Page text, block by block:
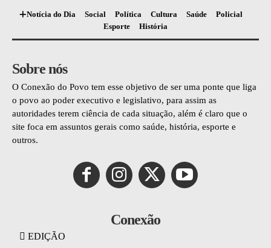
Notícia do Dia Social Política Cultura Saúde
Policial
Esporte
História
Sobre nós
O Conexão do Povo tem esse objetivo de ser uma ponte que liga
o povo ao poder executivo e legislativo, para assim as
autoridades terem ciência de cada situação, além é claro que o
site foca em assuntos gerais como saúde, história, esporte e
outros.
Conexão
EDIÇÃO